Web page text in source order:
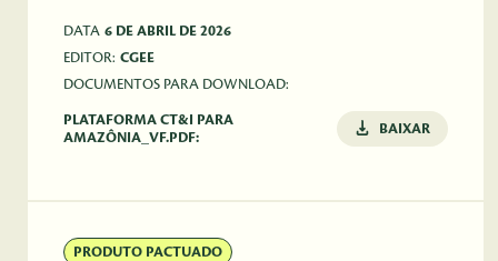
DATA 6 DE ABRIL DE 2026
EDITOR: CGEE
DOCUMENTOS PARA DOWNLOAD:
PLATAFORMA CT&I PARA
AMAZÔNIA_VF.PDF:
BAIXAR
PRODUTO PACTUADO